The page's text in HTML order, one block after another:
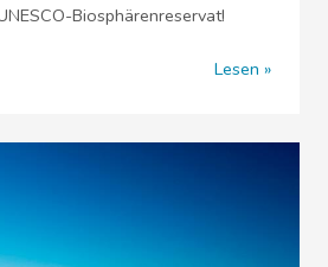
Biosphärenreservat!
Lesen